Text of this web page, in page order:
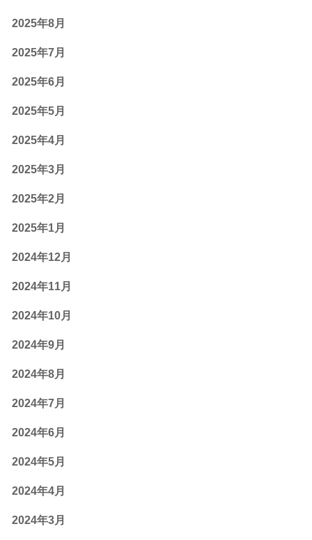
2025年8月
2025年7月
2025年6月
2025年5月
2025年4月
2025年3月
2025年2月
2025年1月
2024年12月
2024年11月
2024年10月
2024年9月
2024年8月
2024年7月
2024年6月
2024年5月
2024年4月
2024年3月